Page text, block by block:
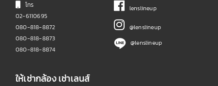
โทร
02-6110695
080-818-8872
080-818-8873
080-818-8874
lenslineup
@lenslineup
@lenslineup
ให้เช่ากล้อง เช่าเลนส์